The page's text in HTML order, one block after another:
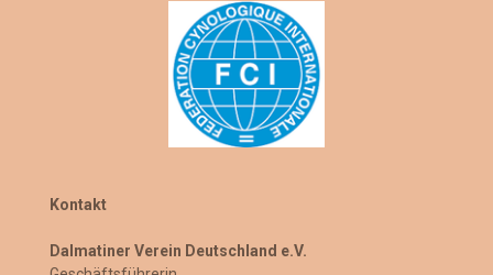
Kontakt
Dalmatiner Verein Deutschland e.V.